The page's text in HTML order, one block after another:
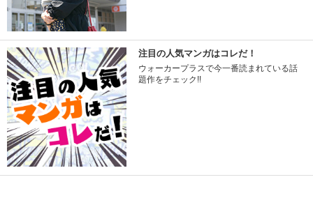
注目の人気マンガはコレだ！
ウォーカープラスで今一番読まれている話
題作をチェック!!